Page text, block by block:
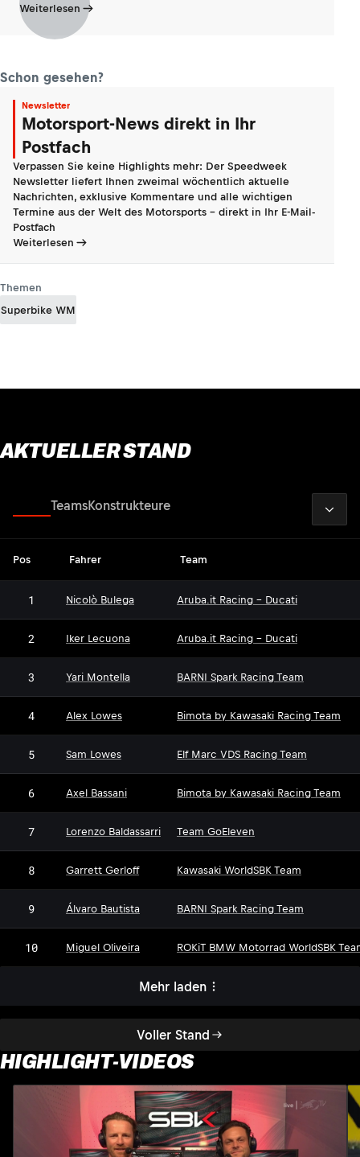
Weiterlesen
Schon gesehen?
Newsletter
Motorsport-News direkt in Ihr
Postfach
Verpassen Sie keine Highlights mehr: Der Speedweek
Newsletter liefert Ihnen zweimal wöchentlich aktuelle
Nachrichten, exklusive Kommentare und alle wichtigen
Termine aus der Welt des Motorsports - direkt in Ihr E-Mail-
Postfach
Weiterlesen
Themen
Superbike WM
AKTUELLER STAND
Voller Stand
TeamsKonstrukteure
Pos Fahrer Team
1 Nicolò Bulega Aruba.it Racing - Ducati
2 Iker Lecuona Aruba.it Racing - Ducati
3 Yari Montella BARNI Spark Racing Team
4 Alex Lowes Bimota by Kawasaki Racing Team
5 Sam Lowes Elf Marc VDS Racing Team
6 Axel Bassani Bimota by Kawasaki Racing Team
7 Lorenzo Baldassarri Team GoEleven
8 Garrett Gerloff Kawasaki WorldSBK Team
9 Álvaro Bautista BARNI Spark Racing Team
10 Miguel Oliveira ROKiT BMW Motorrad WorldSBK
Mehr laden
HIGHLIGHT-VIDEOS